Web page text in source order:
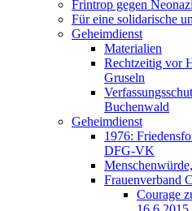
Frintrop gegen
Für eine solidarische
Geheimdienst
Materialien
Rechtzeitig vor
Gruseln
Buchenwald
Geheimdienst
1976:
DFG-VK
Frauenverband
Courage